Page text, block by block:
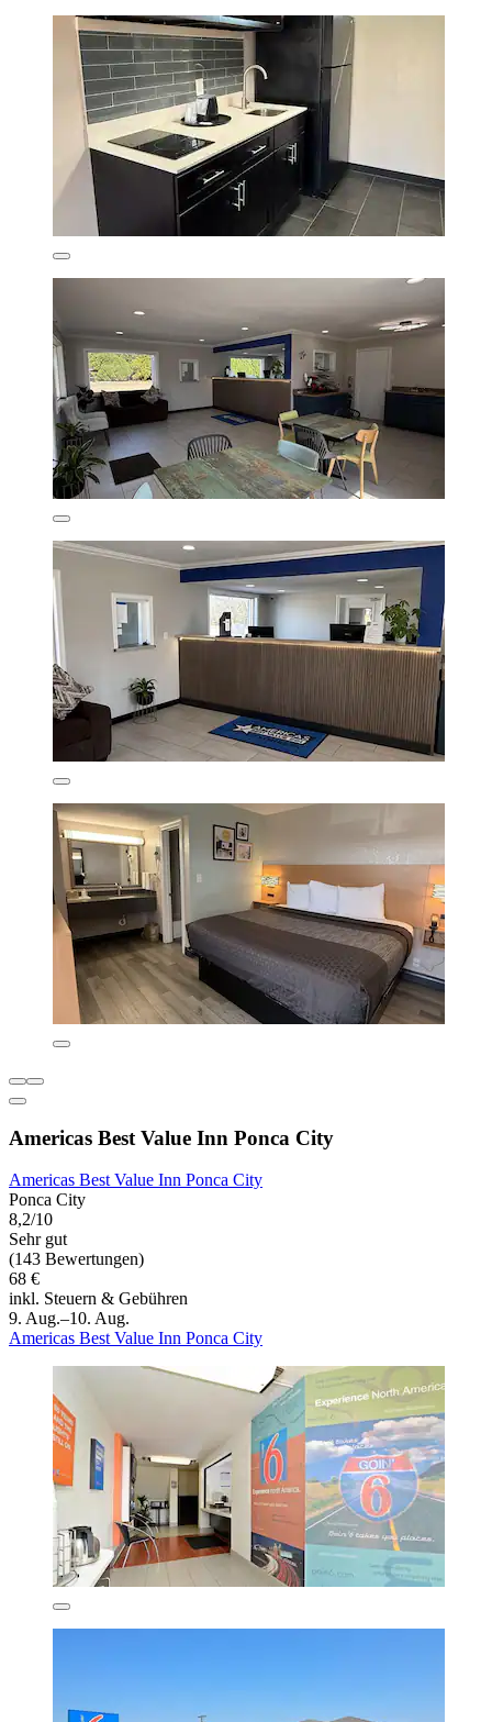
Americas Best Value Inn Ponca City
Americas Best Value Inn Ponca City
Ponca City
8,2/10
Sehr gut
(143 Bewertungen)
68 €
inkl. Steuern & Gebühren
9. Aug.–10. Aug.
Americas Best Value Inn Ponca City